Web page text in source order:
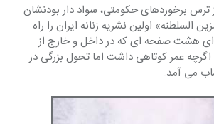
ترس برخوردهای حکومتی، سواد دار بودنشان
السلطنه» اولین نشریه زنانه ایران را راه
اندازی کرد. هفته نامه‌ای هشت صفحه ای که در داخل و خارج از
عمر کوتاهی داشت اما تحول بزرگی در
می آمد.